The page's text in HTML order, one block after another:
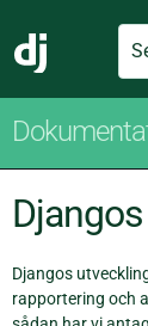
Djangos
rapportering och